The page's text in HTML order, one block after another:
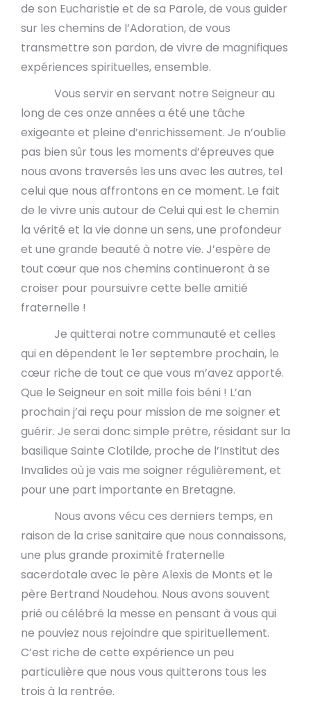
de son Eucharistie et de sa Parole, de vous guider
sur les chemins de l’Adoration, de vous
transmettre son pardon, de vivre de magnifiques
expériences spirituelles, ensemble.
Vous servir en servant notre Seigneur au
long de ces onze années a été une tâche
exigeante et pleine d’enrichissement. Je n’oublie
pas bien sûr tous les moments d’épreuves que
nous avons traversés les uns avec les autres, tel
celui que nous affrontons en ce moment. Le fait
de le vivre unis autour de Celui qui est le chemin
la vérité et la vie donne un sens, une profondeur
et une grande beauté à notre vie. J’espère de
tout cœur que nos chemins continueront à se
croiser pour poursuivre cette belle amitié
fraternelle !
Je quitterai notre communauté et celles
qui en dépendent le 1er septembre prochain, le
cœur riche de tout ce que vous m’avez apporté.
Que le Seigneur en soit mille fois béni ! L’an
prochain j’ai reçu pour mission de me soigner et
guérir. Je serai donc simple prêtre, résidant sur la
basilique Sainte Clotilde, proche de l’Institut des
Invalides où je vais me soigner régulièrement, et
pour une part importante en Bretagne.
Nous avons vécu ces derniers temps, en
raison de la crise sanitaire que nous connaissons,
une plus grande proximité fraternelle
sacerdotale avec le père Alexis de Monts et le
père Bertrand Noudehou. Nous avons souvent
prié ou célébré la messe en pensant à vous qui
ne pouviez nous rejoindre que spirituellement.
C’est riche de cette expérience un peu
particulière que nous vous quitterons tous les
trois à la rentrée.